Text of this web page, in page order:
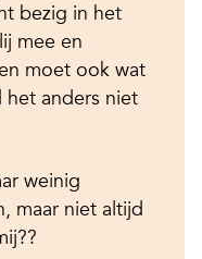
bezig in het
mee en
moet ook wat
het anders niet
weinig
maar niet altijd